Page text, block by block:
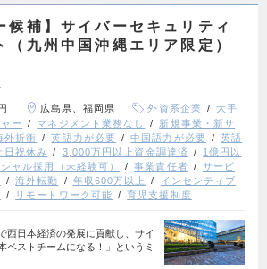
候補】サイバーセキュリティ
（九州中国沖縄エリア限定）
広島県、福岡県 外資系企業
大手
ー マネジメント業務なし
新規事業・新サ
外折衝 英語力が必要 中国語力が必要
英語
日祝休み 3,000万円以上資金調達済
1億円以
ャル採用（未経験可） 事業責任者
サービ
海外転勤 年収600万以上
インセンティブ
リモートワーク可能 育児支援制度
西日本経済の発展に貢献し、サイ
ベストチームになる！」というミ